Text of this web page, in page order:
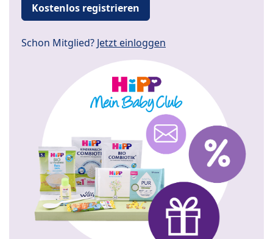
Kostenlos registrieren
Schon Mitglied? Jetzt einloggen